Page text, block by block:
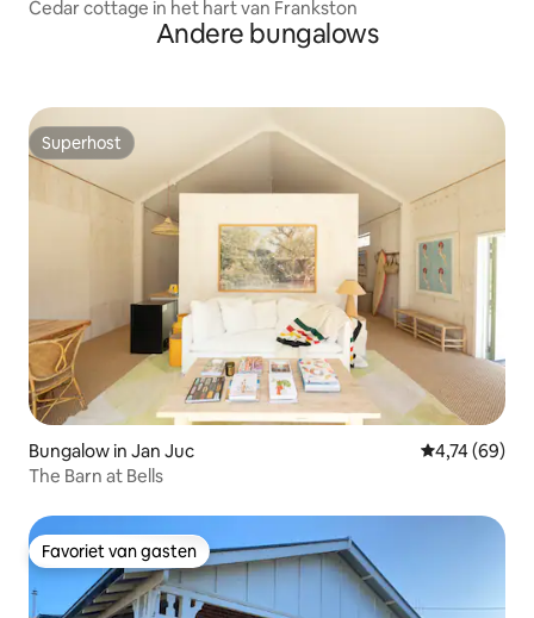
Cedar cottage in het hart van Frankston
Andere bungalows
Superhost
Superhost
Bungalow in Jan Juc Gemiddelde
4,74 (69)
The Barn at Bells
Favoriet van gasten
Favoriet van gasten